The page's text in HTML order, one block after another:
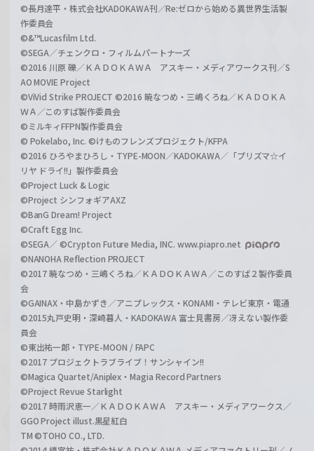
©長月達平・株式会社KADOKAWA刊／Re:ゼロから始める異世界生活製
作委員会
©&™Lucasfilm Ltd.
©SEGA／チェンクロ・フィルムパートナーズ
©2016 川原 礫／ＫＡＤＯＫＡＷＡ アスキー・メディアワークス刊／S
AO MOVIE Project
©ViVid Strike PROJECT ©2016 暁なつめ・三嶋くろね／ＫＡＤＯＫＡ
ＷＡ／このすば製作委員会
©ミルキィFFPN製作委員会
© Pokelabo, Inc. ©けものフレンズプロジェクト/KFPA
©2016 ひろやまひろし・TYPE-MOON／KADOKAWA／「プリズマ☆イ
リヤ ドライ!!」製作委員会
©Project Luck & Logic
©Project シンフォギアAXZ
©BanG Dream! Project
©Craft Egg Inc.
©SEGA／ ©Crypton Future Media, INC. www.piapro.net
©NANOHA Reflection PROJECT
©2017 暁なつめ・三嶋くろね／ＫＡＤＯＫＡＷＡ／このすば２製作委員
会
©GAINAX・中島かずき／アニプレックス・KONAMI・テレビ東京・電通
©2015丸戸史明・深崎暮人・KADOKAWA 富士見書房／冴えない製作委
員会
©東出祐一郎・TYPE-MOON / FAPC
©2017 プロジェクトラブライブ！サンシャイン!!
©Magica Quartet/Aniplex・Magia Record Partners
©Project Revue Starlight
©2017 時雨沢恵一／ＫＡＤＯＫＡＷＡ アスキー・メディアワークス／
GGO Project illust.黒星紅白
TM ©TOHO CO., LTD.